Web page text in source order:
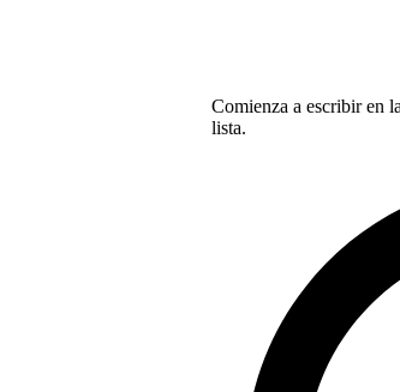
Comienza a escribir en
lista.